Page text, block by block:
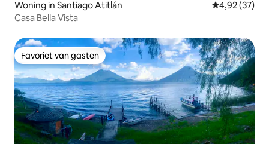
Woning in Santiago Atitlán Gemiddelde
4,92 (37)
Casa Bella Vista
Favoriet van gasten
Favoriet van gasten